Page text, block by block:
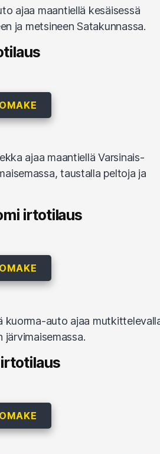
irtotilaus